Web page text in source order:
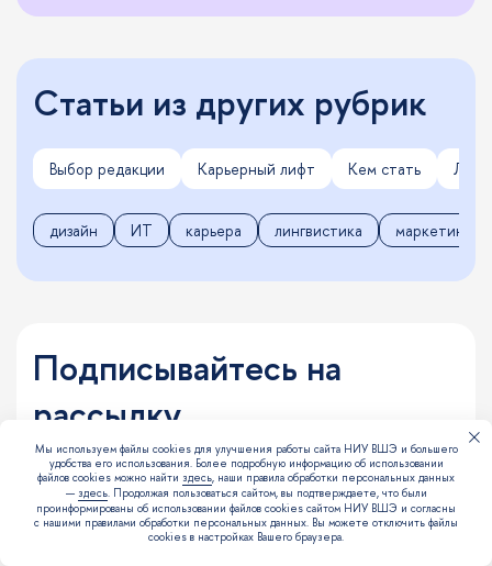
Статьи из других рубрик
Выбор редакции Карьерный лифт Кем стать
дизайн ИТ карьера лингвистика маркетинг
Подписывайтесь на
рассылку
Рассказываем о профессиях будущего, work-
study-life balance, онлайн-программах и не
только
Мы используем файлы cookies для улучшения работы сайта НИУ ВШЭ и большего
удобства его использования. Более подробную информацию об использовании
файлов cookies можно найти здесь, наши правила обработки персональных данных
— здесь. Продолжая пользоваться сайтом, вы подтверждаете, что были
проинформированы об использовании файлов cookies сайтом НИУ ВШЭ и согласны
с нашими правилами обработки персональных данных. Вы можете отключить файлы
cookies в настройках Вашего браузера.